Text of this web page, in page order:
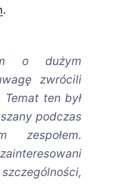
.
o dużym
zwrócili
ten był
podczas
zespołem.